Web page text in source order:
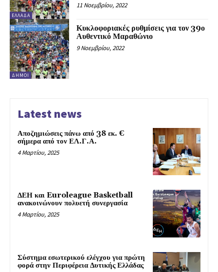
ΕΛΛΑΔΑ
11 Νοεμβρίου, 2022
ΔΗΜΟΙ
Κυκλοφοριακές ρυθμίσεις για τον 39ο
Αυθεντικό Μαραθώνιο
9 Νοεμβρίου, 2022
Latest news
Αποζημιώσεις πάνω από 38 εκ. €
σήμερα από τον ΕΛ.Γ.Α.
4 Μαρτίου, 2025
ΔΕΗ και Euroleague Basketball
ανακοινώνουν πολυετή συνεργασία
4 Μαρτίου, 2025
Σύστημα εσωτερικού ελέγχου για πρώτη
φορά στην Περιφέρεια Δυτικής Ελλάδας